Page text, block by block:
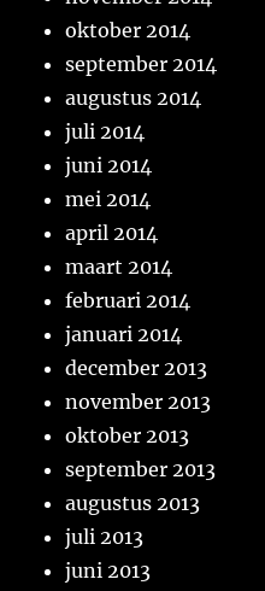
oktober 2014
september 2014
augustus 2014
juli 2014
juni 2014
mei 2014
april 2014
maart 2014
februari 2014
januari 2014
december 2013
november 2013
oktober 2013
september 2013
augustus 2013
juli 2013
juni 2013